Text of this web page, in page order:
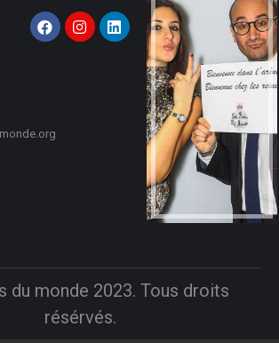
du monde 2023. Tous droits
résérvés.